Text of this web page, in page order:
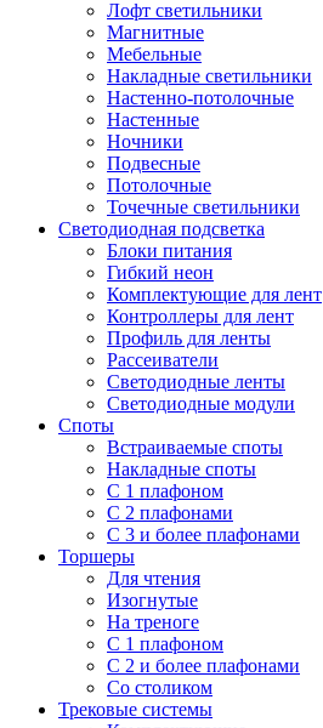
Лофт светильники
Магнитные
Мебельные
Накладные светильники
Настенно-потолочные
Настенные
Ночники
Подвесные
Потолочные
Точечные светильники
Светодиодная подсветка
Блоки питания
Гибкий неон
Комплектующие для лент
Контроллеры для лент
Профиль для ленты
Рассеиватели
Светодиодные ленты
Светодиодные модули
Споты
Встраиваемые споты
Накладные споты
С 1 плафоном
С 2 плафонами
С 3 и более плафонами
Торшеры
Для чтения
Изогнутые
На треноге
С 1 плафоном
С 2 и более плафонами
Со столиком
Трековые системы